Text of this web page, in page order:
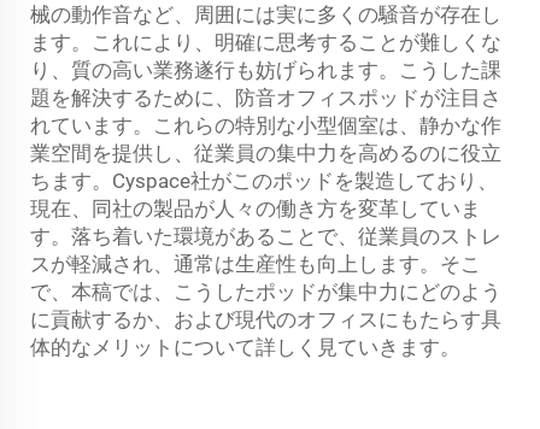
械の動作音など、周囲には実に多くの騒音が存在し
ます。これにより、明確に思考することが難しくな
り、質の高い業務遂行も妨げられます。こうした課
題を解決するために、防音オフィスポッドが注目さ
れています。これらの特別な小型個室は、静かな作
業空間を提供し、従業員の集中力を高めるのに役立
ちます。Cyspace社がこのポッドを製造しており、
現在、同社の製品が人々の働き方を変革していま
す。落ち着いた環境があることで、従業員のストレ
スが軽減され、通常は生産性も向上します。そこ
で、本稿では、こうしたポッドが集中力にどのよう
に貢献するか、および現代のオフィスにもたらす具
体的なメリットについて詳しく見ていきます。